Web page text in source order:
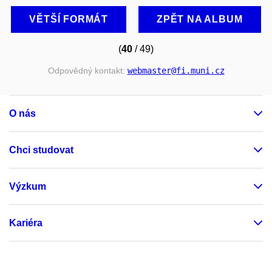
VĚTŠÍ FORMÁT ZPĚT NA ALBUM
(40 / 49)
Odpovědný kontakt: webmaster@fi.muni.cz
O nás
Chci studovat
Výzkum
Kariéra